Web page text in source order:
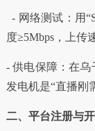
- 网络测试：用
度≥5Mbps，上传
- 供电保障：在
发电机是“直播刚
二、平台注册与